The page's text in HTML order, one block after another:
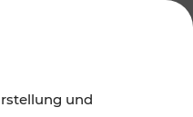
und